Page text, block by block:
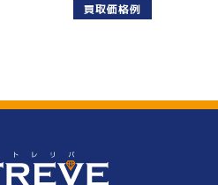
買取価格例